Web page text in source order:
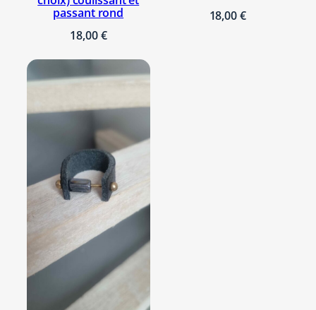
y
passant rond
18,00€
18,00€